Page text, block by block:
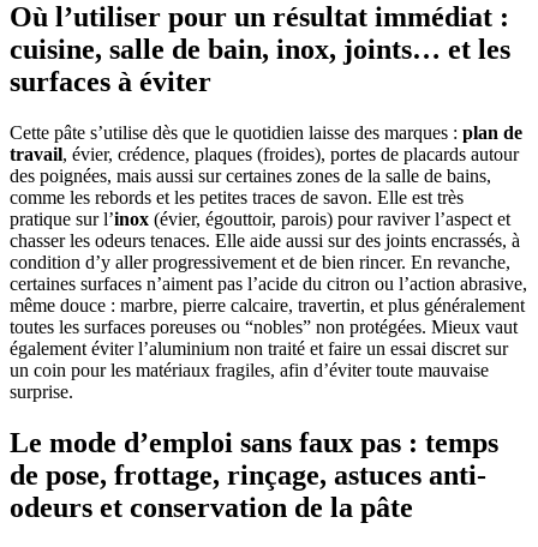
Où l’utiliser pour un résultat immédiat :
cuisine, salle de bain, inox, joints… et les
surfaces à éviter
Cette pâte s’utilise dès que le quotidien laisse des marques : plan de
travail, évier, crédence, plaques (froides), portes de placards autour
des poignées, mais aussi sur certaines zones de la salle de bains,
comme les rebords et les petites traces de savon. Elle est très
pratique sur l’inox (évier, égouttoir, parois) pour raviver l’aspect et
chasser les odeurs tenaces. Elle aide aussi sur des joints encrassés, à
condition d’y aller progressivement et de bien rincer. En revanche,
certaines surfaces n’aiment pas l’acide du citron ou l’action abrasive,
même douce : marbre, pierre calcaire, travertin, et plus généralement
toutes les surfaces poreuses ou “nobles” non protégées. Mieux vaut
également éviter l’aluminium non traité et faire un essai discret sur
un coin pour les matériaux fragiles, afin d’éviter toute mauvaise
surprise.
Le mode d’emploi sans faux pas : temps
de pose, frottage, rinçage, astuces anti-
odeurs et conservation de la pâte